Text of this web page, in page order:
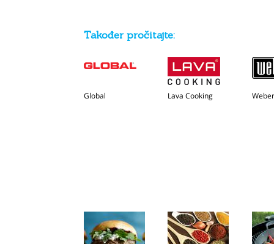
Također pročitajte:
Global Lava Cooking Weber